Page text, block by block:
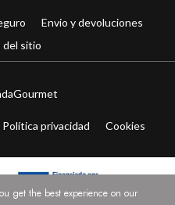
Envio y devoluciones
del sitio
Política privacidad Cookies
get the best experience on our